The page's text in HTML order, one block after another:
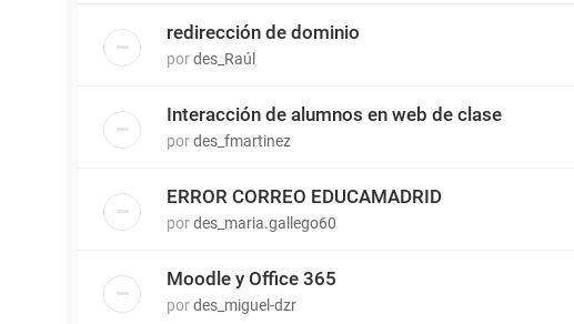
redirección de dominio
pordes_Raúl
Interacción de alumnos en web de clase
pordes_fmartinez
ERROR CORREO EDUCAMADRID
pordes_maria.gallego60
Moodle y Office 365
pordes_miguel-dzr